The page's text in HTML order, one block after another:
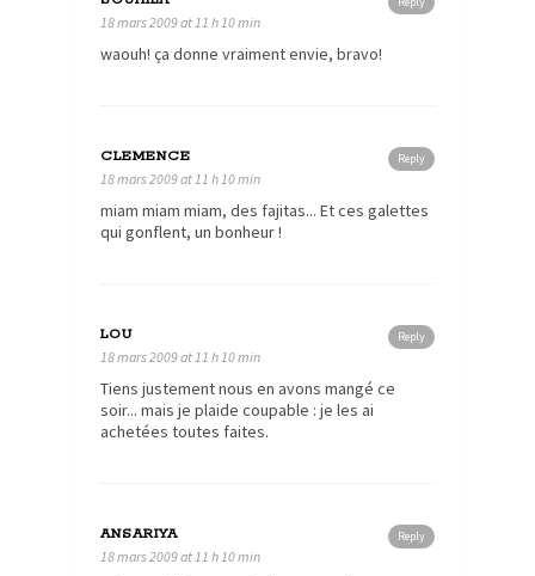
18 mars 2009 at 11 h 10 min
waouh! ça donne vraiment envie, bravo!
Reply
CLEMENCE
18 mars 2009 at 11 h 10 min
miam miam miam, des fajitas... Et ces galettes
qui gonflent, un bonheur !
Reply
LOU
18 mars 2009 at 11 h 10 min
Tiens justement nous en avons mangé ce
soir... mais je plaide coupable : je les ai
achetées toutes faites.
Reply
ANSARIYA
18 mars 2009 at 11 h 10 min